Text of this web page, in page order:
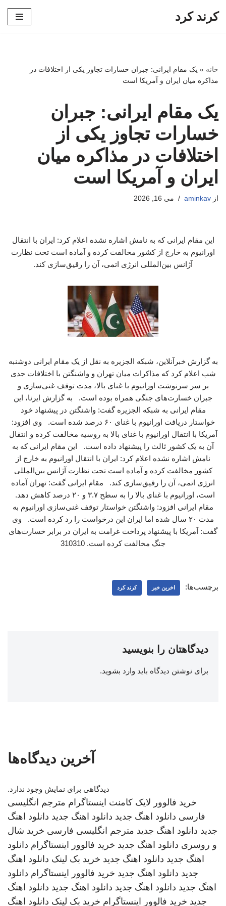
کرند کرد
خانه » یک مقام ایرانی: جبران خسارات تجاوز یکی از اختلافات در
مذاکره میان ایران و آمریکا است
یک مقام ایرانی: جبران
خسارات تجاوز یکی از
اختلافات در مذاکره میان
ایران و آمریکا است
از aminkav می 16, 2026
این مقام ایرانی که به نامش اشاره نشده اعلام کرد: ایران با انتقال
اورانیوم به خارج از کشور مخالفت کرده و آماده است تحت نظارت
آژانس بین‌المللی انرژی اتمی، آن را رقیق‌سازی کند.
به گزارش خبرآنلاین، شبکه الجزیره به نقل از یک مقام ایرانی دوشنبه
شب اعلام کرد که مذاکرات میان تهران و واشنگتن با اختلافات جدی
بر سر سرنوشت اورانیوم با غنای بالا، مدت توقف غنی‌سازی و
جبران خسارت‌های جنگی همراه بوده است. به گزارش ایرنا، این
مقام ایرانی به شبکه الجزیره گفت: واشنگتن در پیشنهاد خود
خواستار دریافت اورانیوم با غنای ۶۰ درصد شده است. وی افزود:
آمریکا با انتقال اورانیوم با غنای بالا به روسیه مخالفت کرده و انتقال
آن به یک کشور ثالث را پیشنهاد داده است. این مقام ایرانی که به
نامش اشاره نشده اعلام کرد: ایران با انتقال اورانیوم به خارج از
کشور مخالفت کرده و آماده است تحت نظارت آژانس بین‌المللی
انرژی اتمی، آن را رقیق‌سازی کند. مقام ایرانی گفت: تهران آماده
است، اورانیوم با غنای بالا را به سطح ۳.۷ و ۲۰ درصد کاهش دهد.
مقام ایرانی افزود: واشنگتن خواستار توقف غنی‌سازی اورانیوم به
مدت ۲۰ سال شده اما ایران این درخواست را رد کرده است. وی
گفت: آمریکا با پیشنهاد پرداخت غرامت به ایران در برابر خسارت‌های
جنگ مخالفت کرده است. 310310
برچسب‌ها: اخرین خبر کرند کرد
دیدگاهتان را بنویسید
برای نوشتن دیدگاه باید وارد بشوید.
آخرین دیدگاه‌ها
دیدگاهی برای نمایش وجود ندارد.
خرید فالوور لایک کامنت اینستاگرام مترجم انگلیسی
فارسی دانلود اهنگ جدید دانلود اهنگ جدید دانلود اهنگ
جدید دانلود اهنگ جدید مترجم انگلیسی فارسی خرید شال
و روسری دانلود اهنگ جدید خرید فالوور اینستاگرام دانلود
اهنگ جدید دانلود اهنگ جدید خرید بک لینک دانلود اهنگ
جدید دانلود اهنگ جدید خرید فالوور اینستاگرام دانلود
اهنگ جدید دانلود اهنگ جدید دانلود اهنگ جدید دانلود اهنگ
جدید خرید فالوور اینستاگرام خرید بک لینک دانلود اهنگ